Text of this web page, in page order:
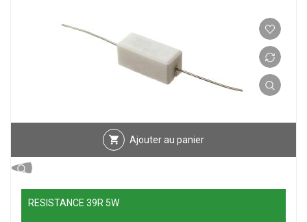
Ajouter au panier
RESISTANCE 39R 5W